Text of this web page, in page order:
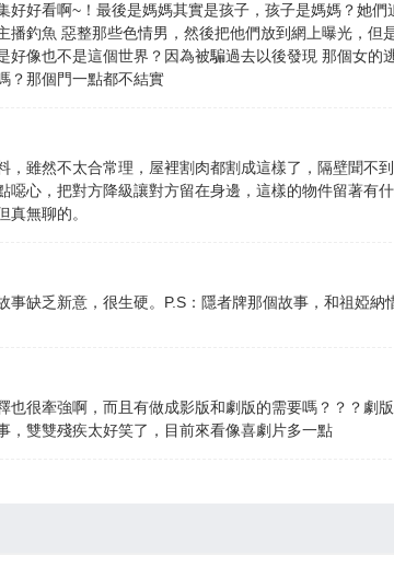
好看啊~！最後是媽媽其實是孩子，孩子是媽媽？她
釣魚 惡整那些色情男，然後把他們放到網上曝光，但
好像也不是這個世界？因為被騙過去以後發現 那個女的
？那個門一點都不結實
，雖然不太合常理，屋裡割肉都割成這樣了，隔壁聞不
心，把對方降級讓對方留在身邊，這樣的物件留著有
真無聊的。
缺乏新意，很生硬。P.S：隱者牌那個故事，和祖婭納
也很牽強啊，而且有做成影版和劇版的需要嗎？？？劇
，雙雙殘疾太好笑了，目前來看像喜劇片多一點